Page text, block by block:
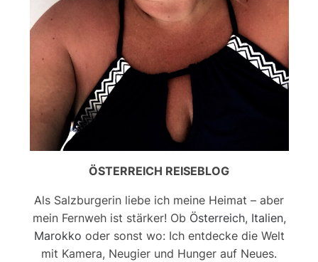
ÖSTERREICH REISEBLOG
Als Salzburgerin liebe ich meine Heimat – aber
mein Fernweh ist stärker! Ob Österreich, Italien,
Marokko oder sonst wo: Ich entdecke die Welt
mit Kamera, Neugier und Hunger auf Neues.